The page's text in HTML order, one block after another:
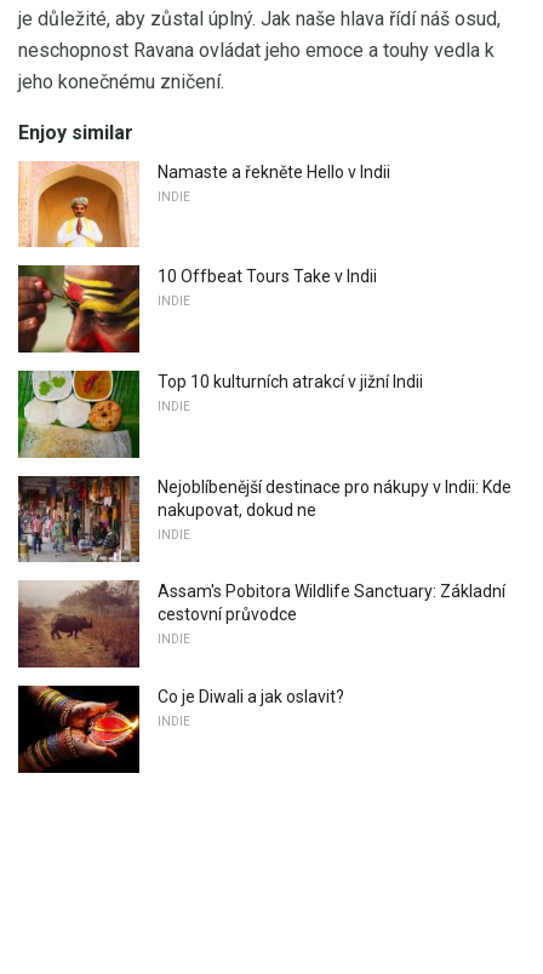
je důležité, aby zůstal úplný. Jak naše hlava řídí náš osud,
neschopnost Ravana ovládat jeho emoce a touhy vedla k
jeho konečnému zničení.
Enjoy similar
Namaste a řekněte Hello v Indii
INDIE
10 Offbeat Tours Take v Indii
INDIE
Top 10 kulturních atrakcí v jižní Indii
INDIE
Nejoblíbenější destinace pro nákupy v Indii: Kde
nakupovat, dokud ne
INDIE
Assam's Pobitora Wildlife Sanctuary: Základní
cestovní průvodce
INDIE
Co je Diwali a jak oslavit?
INDIE